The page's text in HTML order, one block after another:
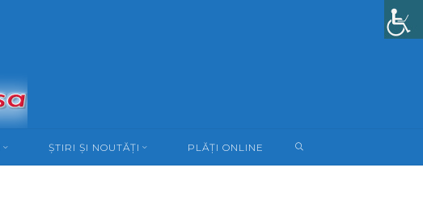
ȘTIRI ȘI NOUTĂȚI PLĂȚI ONLINE